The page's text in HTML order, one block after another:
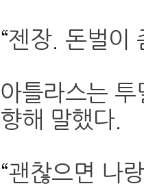
“젠장. 돈벌이
아틀라스는
향해 말했다.
“괜찮으면 나